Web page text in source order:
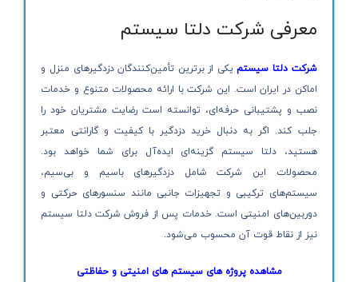
معرفی شرکت دلتا سیستم
شرکت دلتا سیستمیکی از برترین تأمین‌کنندگان دزدگیرهای منزل و
اماکن در ایران است. این شرکت با ارائه محصولات متنوع و خدمات
نصب و پشتیبانی حرفه‌ای، توانسته است رضایت مشتریان خود را
جلب کند. اگر به دنبال خرید دزدگیر با کیفیت و گارانتی معتبر
هستید، دلتا سیستم گزینه‌ای ایده‌آل برای شما خواهد بود.
محصولات این شرکت شامل دزدگیرهای باسیم و بی‌سیم،
سیستم‌های ترکیبی و تجهیزات جانبی مانند سنسورهای حرکتی و
دوربین‌های امنیتی است. خدمات پس از فروش شرکت دلتا سیستم
نیز از نقاط قوت آن محسوب می‌شود.
مشاهده پروژه های سیستم های امنیتی و حفاظتی